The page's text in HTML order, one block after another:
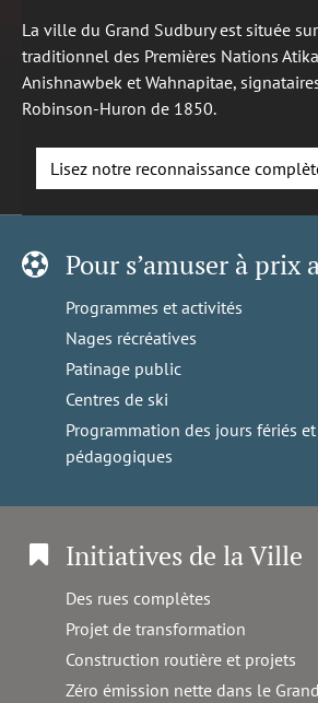
La ville du Grand Sudbury est située
traditionnel des Premières Nations
Anishnawbek et Wahnapitae,
Robinson-Huron de 1850.
Lisez notre reconnaissance
Pour s’amuser à prix
Programmes et activités
Nages récréatives
Patinage public
Centres de ski
Programmation des jours fériés
pédagogiques
Initiatives de la Ville
Des rues complètes
Projet de transformation
Construction routière et projets
Zéro émission nette dans le